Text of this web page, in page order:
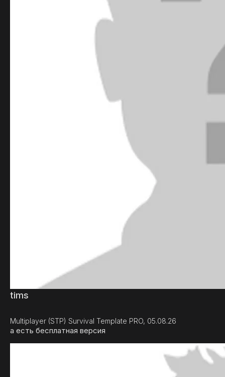
tims
Multiplayer (STP) Survival Template PRO, 05.08.26
а есть бесплатная версия